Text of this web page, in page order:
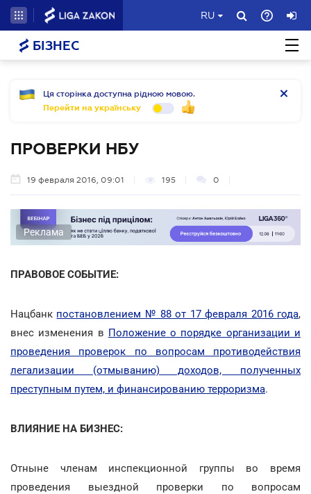
RU
БІЗНЕС
Ця сторінка доступна рідною мовою.
Перейти на українську
ПРОВЕРКИ НБУ
19 февраля 2016, 09:01 195 0
Реклама
ПРАВОВОЕ СОБЫТИЕ:
Нацбанк постановлением № 88 от 17 февраля 2016 года,
внес изменения в Положение о порядке организации и
проведения проверок по вопросам противодействия
легализации (отмыванию) доходов, полученных
преступным путем, и финансированию терроризма.
ВЛИЯНИЕ НА БИЗНЕС:
Отныне членам инспекционной группы во время
проведения выездной проверки по вопросам